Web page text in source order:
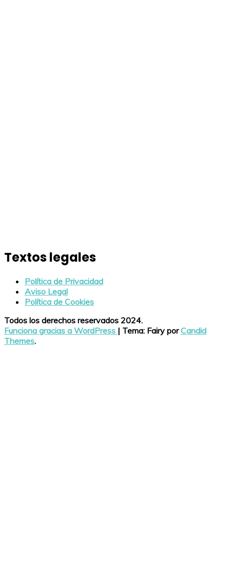
Textos legales
Política de Privacidad
Aviso Legal
Política de Cookies
Todos los derechos reservados 2024.
Funciona gracias a WordPress | Tema: Fairy porCandid
Themes.